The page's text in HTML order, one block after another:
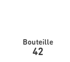
Bouteille
42